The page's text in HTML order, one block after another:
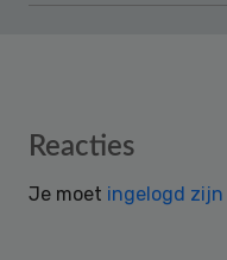
Reader
Reacties
Je moet ingelogd zijn